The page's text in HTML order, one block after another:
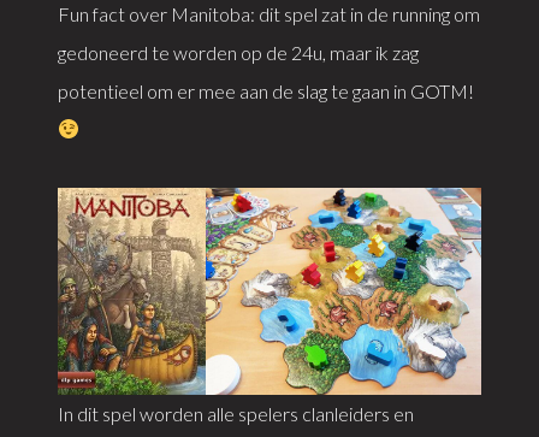
Fun fact over Manitoba: dit spel zat in de running om
gedoneerd te worden op de 24u, maar ik zag
potentieel om er mee aan de slag te gaan in GOTM!
In dit spel worden alle spelers clanleiders en